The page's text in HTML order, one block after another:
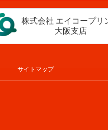
株式会社 エイコープリ
大阪支店
サイトマップ